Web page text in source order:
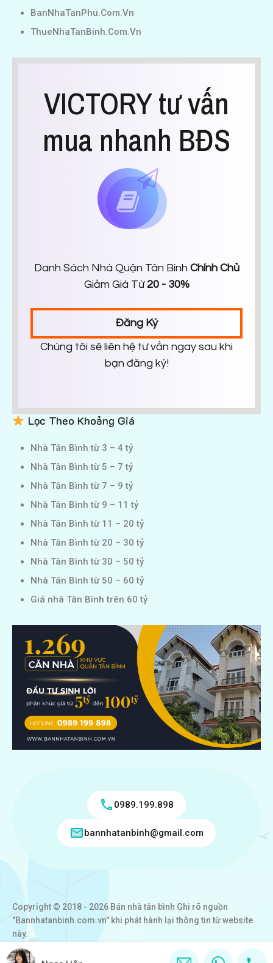
BanNhaTanPhu.Com.Vn
ThueNhaTanBinh.Com.Vn
VICTORY tư vấn
mua nhanh BĐS
Danh Sách Nhà Quận Tân Bình Chính Chủ
Giảm Giá Từ 20 - 30%
Đăng Ký
Chúng tôi sẽ liên hệ tư vấn ngay sau khi
bạn đăng ký!
Lọc Theo Khoảng Giá
Nhà Tân Bình từ 3 – 4 tỷ
Nhà Tân Bình từ 5 – 7 tỷ
Nhà Tân Bình từ 7 – 9 tỷ
Nhà Tân Bình từ 9 – 11 tỷ
Nhà Tân Bình từ 11 – 20 tỷ
Nhà Tân Bình từ 20 – 30 tỷ
Nhà Tân Bình từ 30 – 50 tỷ
Nhà Tân Bình từ 50 – 60 tỷ
Giá nhà Tân Bình trên 60 tỷ
0989.199.898
bannhatanbinh@gmail.com
Copyright © 2018 - 2026 Bán nhà tân bình Ghi rõ nguồn
"Bannhatanbinh.com.vn" khi phát hành lại thông tin từ website
này.
VICTORY REAL